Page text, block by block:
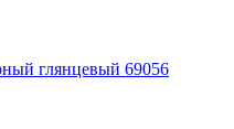
глянцевый 69056